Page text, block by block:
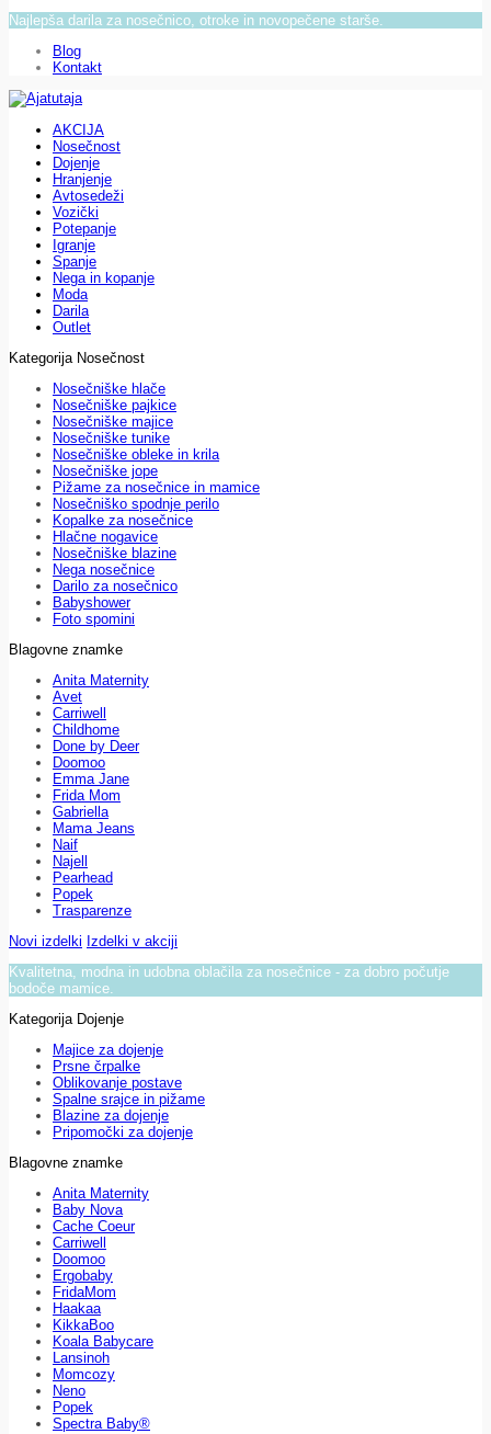
Najlepša darila za nosečnico, otroke in novopečene starše.
Blog
Kontakt
AKCIJA
Nosečnost
Dojenje
Hranjenje
Avtosedeži
Vozički
Potepanje
Igranje
Spanje
Nega in kopanje
Moda
Darila
Outlet
Kategorija Nosečnost
Nosečniške hlače
Nosečniške pajkice
Nosečniške majice
Nosečniške tunike
Nosečniške obleke in krila
Nosečniške jope
Pižame za nosečnice in mamice
Nosečniško spodnje perilo
Kopalke za nosečnice
Hlačne nogavice
Nosečniške blazine
Nega nosečnice
Darilo za nosečnico
Babyshower
Foto spomini
Blagovne znamke
Anita Maternity
Avet
Carriwell
Childhome
Done by Deer
Doomoo
Emma Jane
Frida Mom
Gabriella
Mama Jeans
Naif
Najell
Pearhead
Popek
Trasparenze
Novi izdelki Izdelki v akciji
Kvalitetna, modna in udobna oblačila za nosečnice - za dobro počutje
bodoče mamice.
Kategorija Dojenje
Majice za dojenje
Prsne črpalke
Oblikovanje postave
Spalne srajce in pižame
Blazine za dojenje
Pripomočki za dojenje
Blagovne znamke
Anita Maternity
Baby Nova
Cache Coeur
Carriwell
Doomoo
Ergobaby
FridaMom
Haakaa
KikkaBoo
Koala Babycare
Lansinoh
Momcozy
Neno
Popek
Spectra Baby®